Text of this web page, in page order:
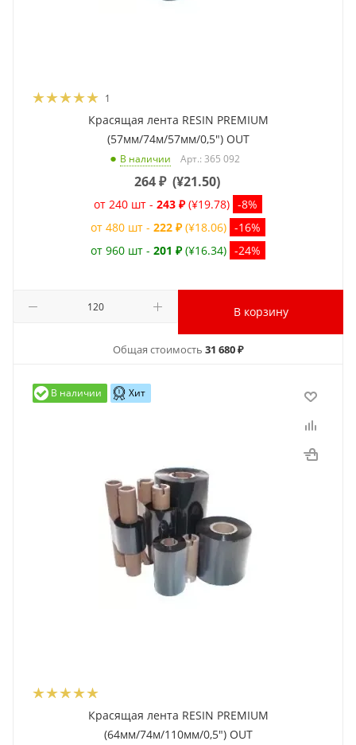
1
Красящая лента RESIN PREMIUM
(57мм/74м/57мм/0,5") OUT
В наличии Арт.: 365 092
264₽ (¥21.50)
от 240 шт - 243 ₽ (¥19.78) -8%
от 480 шт - 222 ₽ (¥18.06) -16%
от 960 шт - 201 ₽ (¥16.34) -24%
В корзину
Общая стоимость 31 680 ₽
В наличии Хит
Красящая лента RESIN PREMIUM
(64мм/74м/110мм/0,5") OUT